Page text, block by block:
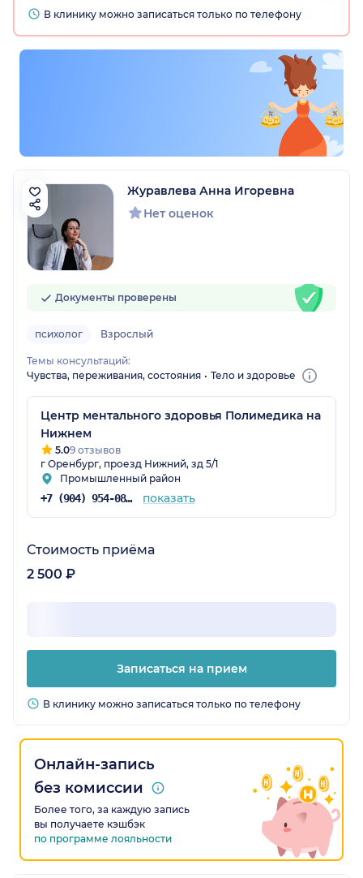
В клинику можно записаться только по телефону
Журавлева Анна Игоревна
Нет оценок
Документы проверены
психолог Взрослый
Темы консультаций:
Чувства, переживания, состояния
Тело и здоровье
Центр ментального здоровья Полимедика на
Нижнем
5.09 отзывов
г Оренбург, проезд Нижний, зд 5/1
Промышленный район
+7 (904) 954-08-36 показать
Стоимость приёма
2 500 ₽
Записаться на прием
В клинику можно записаться только по телефону
Онлайн-запись
без комиссии
Более того, за каждую запись
вы получаете кэшбэк
по программе лояльности